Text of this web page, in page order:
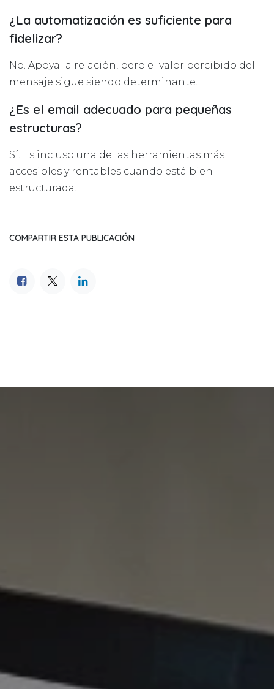
¿La automatización es suficiente para
fidelizar?
No. Apoya la relación, pero el valor percibido del
mensaje sigue siendo determinante.
¿Es el email adecuado para pequeñas
estructuras?
Sí. Es incluso una de las herramientas más
accesibles y rentables cuando está bien
estructurada.
COMPARTIR ESTA PUBLICACIÓN